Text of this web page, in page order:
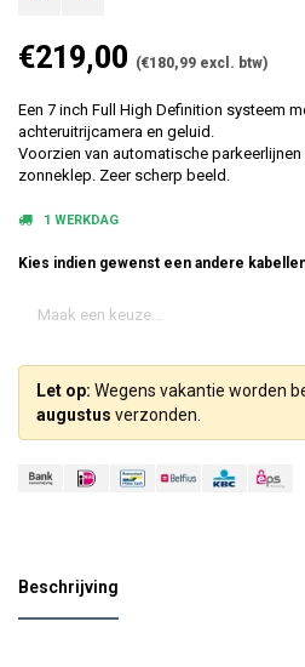
€219,00 (€180,99 excl. btw)
Een 7 inch Full High Definition systeem
achteruitrijcamera en geluid.
Voorzien van automatische
zonneklep. Zeer scherp beeld.
1 WERKDAG
Kies indien gewenst een andere
Maak een keuze...
Let op: Wegens vakantie worden
augustus verzonden.
Beschrijving